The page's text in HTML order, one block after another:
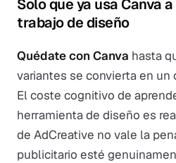
Solo que ya usa Canva
trabajo de diseño
Quédate con Canva hasta
variantes se convierta en
El coste cognitivo de
herramienta de diseño es
de AdCreative no vale la
publicitario esté